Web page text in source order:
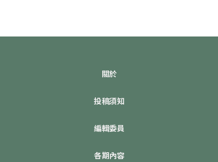
關於
投稿須知
編輯委員
各期內容